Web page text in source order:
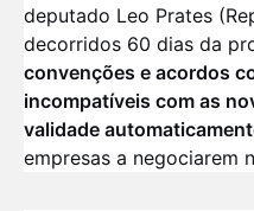
deputado Leo Prates
decorridos 60 dias da
convenções e acordos
incompatíveis com as
validade
empresas a negociarem